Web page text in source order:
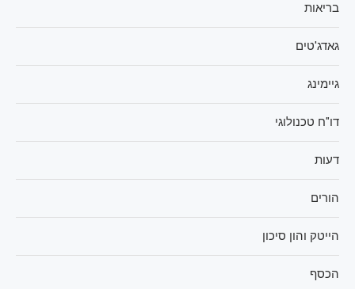
בריאות
גאדג'טים
גיימינג
דו"ח טכנולוגי
דעות
הורים
הייטק והון סיכון
הכסף